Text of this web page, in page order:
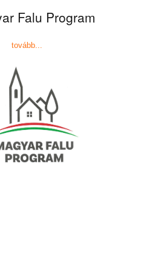
Falu Program
tovább...